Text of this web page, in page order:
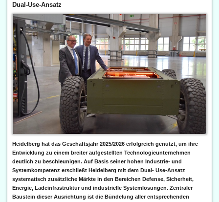
Dual-Use-Ansatz
Heidelberg hat das Geschäftsjahr 2025/2026 erfolgreich genutzt, um ihre
Entwicklung zu einem breiter aufgestellten Technologieunternehmen
deutlich zu beschleunigen. Auf Basis seiner hohen Industrie- und
Systemkompetenz erschließt Heidelberg mit dem Dual- Use-Ansatz
systematisch zusätzliche Märkte in den Bereichen Defense, Sicherheit,
Energie, Ladeinfrastruktur und industrielle Systemlösungen. Zentraler
Baustein dieser Ausrichtung ist die Bündelung aller entsprechenden